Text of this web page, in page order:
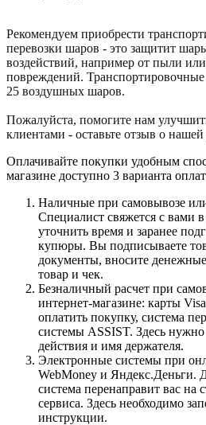
Рекомендуем приобрести
перевозки шаров - это защитит
воздействий, например от пыли
повреждений.
25 воздушных шаров.
Пожалуйста, помогите нам
клиентами - оставьте отзыв о нашей
Оплачивайте покупки удобным
магазине доступно 3 варианта
Наличные при самовывозе
Специалист свяжется с вами
уточнить время и заранее
купюры. Вы подписываете
документы, вносите денежные
товар и чек.
Безналичный расчет при
интернет-магазине: карты
оплатить покупку, система
системы ASSIST. Здесь
действия и имя держателя.
Электронные системы при
WebMoney и Яндекс.Деньги.
система перенаправит вас на
сервиса. Здесь необходимо
инструкции.